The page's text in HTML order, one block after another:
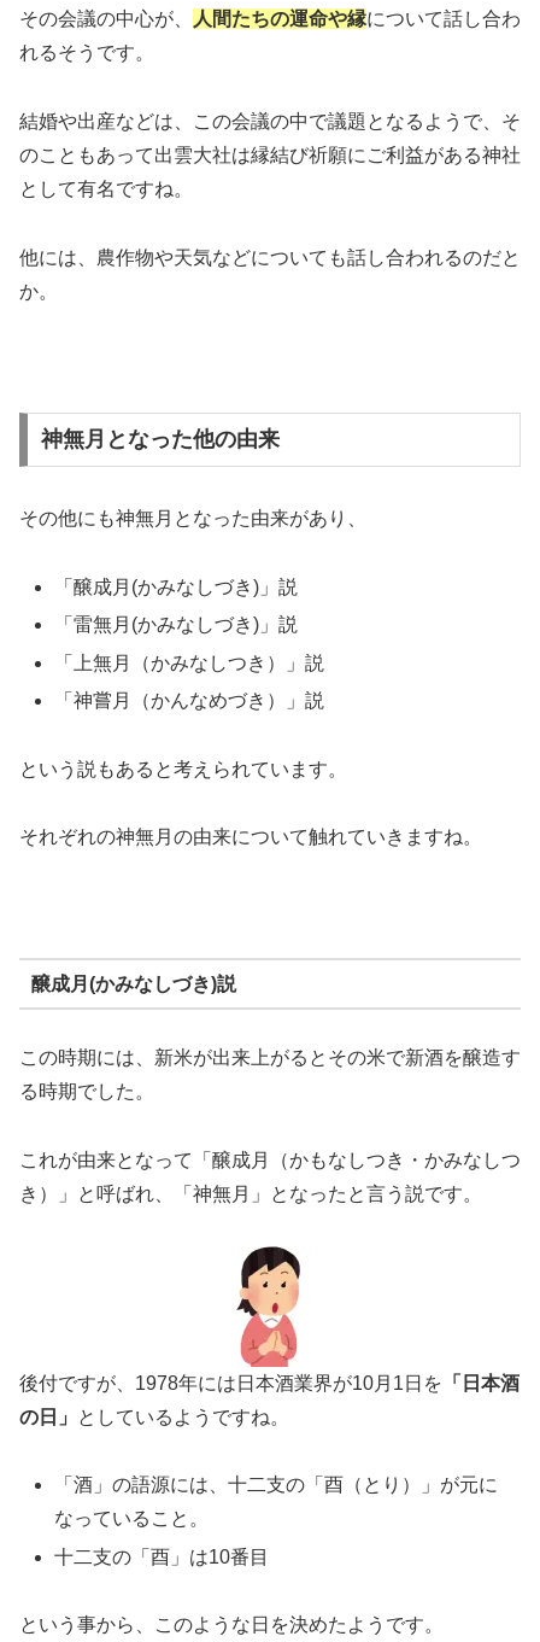
その会議の中心が、 人間たちの運命や縁について話し合わ
れるそうです。
結婚や出産などは、この会議の中で議題となるようで、そ
のこともあって出雲大社は縁結び祈願にご利益がある神社
として有名ですね。
他には、農作物や天気などについても話し合われるのだと
か。
神無月となった他の由来
その他にも神無月となった由来があり、
「醸成月(かみなしづき)」説
「雷無月(かみなしづき)」説
「上無月（かみなしつき）」説
「神嘗月（かんなめづき）」説
という説もあると考えられています。
それぞれの神無月の由来について触れていきますね。
醸成月(かみなしづき)説
この時期には、新米が出来上がるとその米で新酒を醸造す
る時期でした。
これが由来となって「醸成月（かもなしつき・かみなしつ
き）」と呼ばれ、「神無月」となったと言う説です。
後付ですが、1978年には日本酒業界が10月1日を 「日本酒
の日」
としているようですね。
「酒」の語源には、十二支の「酉（とり）」が元に
なっていること。
十二支の「酉」は10番目
という事から、このような日を決めたようです。